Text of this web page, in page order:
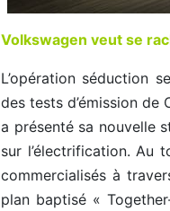
Volkswagen veut se
L’opération séduction
des tests d’émission de
a présenté sa nouvelle
sur l’électrification. Au
commercialisés à
plan baptisé «